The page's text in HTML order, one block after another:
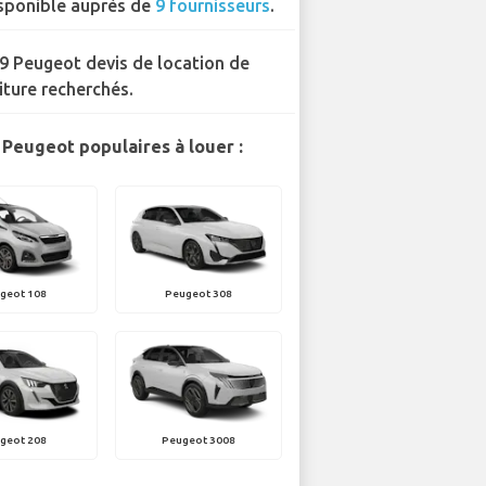
auprès de 9 fournisseurs.
Peugeot devis de location de
recherchés.
populaires à louer :
108 Peugeot 308
208 Peugeot 3008